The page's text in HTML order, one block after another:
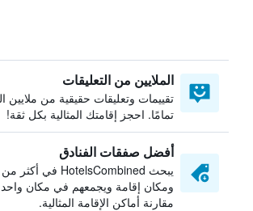
الملايين من التعليقات
تقييمات وتعليقات حقيقية من ملايين
تمامًا. احجز إقامتك المثالية بكل ثقة!
أفضل صفقات الفنادق
ومكان إقامة ويجمعهم في مكان
مقارنة أماكن الإقامة المثالية.